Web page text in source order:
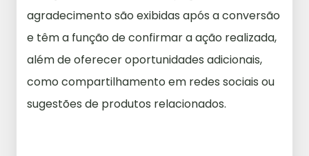
agradecimento são exibidas após a conversão
e têm a função de confirmar a ação realizada,
além de oferecer oportunidades adicionais,
como compartilhamento em redes sociais ou
sugestões de produtos relacionados.